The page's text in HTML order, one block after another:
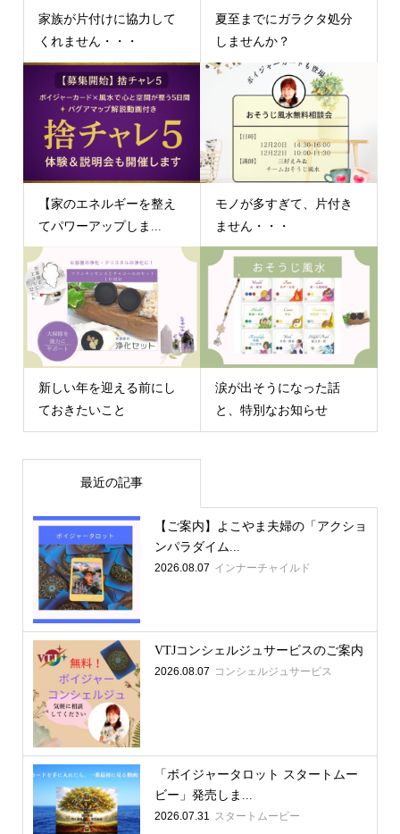
家族が片付けに協力して
くれません・・・
夏至までにガラクタ処分
しませんか？
【家のエネルギーを整え
てパワーアップしま...
モノが多すぎて、片付き
ません・・・
新しい年を迎える前にし
ておきたいこと
涙が出そうになった話
と、特別なお知らせ
最近の記事
【ご案内】よこやま夫婦の「アクショ
ンパラダイム...
2026.08.07 インナーチャイルド
VTJコンシェルジュサービスのご案内
2026.08.07 コンシェルジュサービス
「ボイジャータロット スタートムー
ビー」発売しま...
2026.07.31 スタートムービー